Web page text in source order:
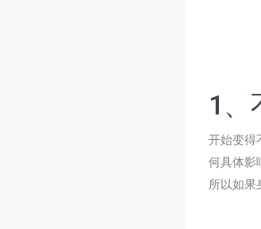
1、
开始变得
何具体影
所以如果